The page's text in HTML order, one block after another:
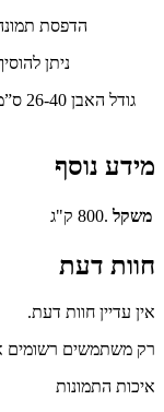
הדפסת
ניתן
מידע נוסף
משקל .800 ק"ג
חוות דעת
אין עדיין חוות דעת.
רק משתמשים רשומים
איכות התמונות